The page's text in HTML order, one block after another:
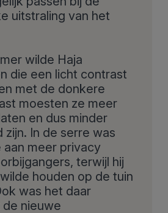
uitstraling van het
wilde Haja
die een licht contrast
met de donkere
moesten ze meer
en dus minder
In de serre was
meer privacy
terwijl hij
houden op de tuin
was het daar
nieuwe